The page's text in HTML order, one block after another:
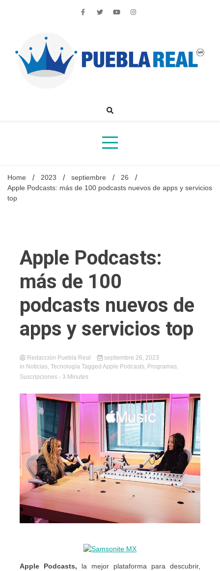
Noticias de actualidad de Puebla, México y el mundo
Home 2023 septiembre
26
Apple Podcasts: más de 100 podcasts nuevos de apps y servicios
top
Apple Podcasts:
más de 100
podcasts nuevos de
apps y servicios top
Redacción Puebla Real
septiembre 26, 2023
in Noticias, Tecnología Tagged Apple Podcasts, Programas,
Suscripciones - 3 Minutes
Apple Podcasts, la mejor plataforma para descubrir,